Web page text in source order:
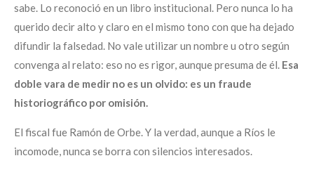
sabe. Lo reconoció en un libro institucional. Pero nunca lo ha
querido decir alto y claro en el mismo tono con que ha dejado
difundir la falsedad. No vale utilizar un nombre u otro según
convenga al relato: eso no es rigor, aunque presuma de él. Esa
doble vara de medir no es un olvido: es un fraude
historiográfico por omisión.
El fiscal fue Ramón de Orbe. Y la verdad, aunque a Ríos le
incomode, nunca se borra con silencios interesados.